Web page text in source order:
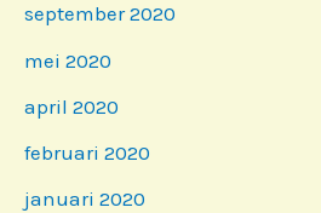
september 2020
mei 2020
april 2020
februari 2020
januari 2020